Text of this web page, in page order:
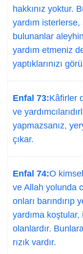
hakkınız yoktur.
yardım
bulunanlar
yardım etmeniz
yaptıklarınızı
Enfal 73:Kâfirler
ve
yapmazsanız,
çıkar.
Enfal 74:O
ve Allah yolunda
onları barındırıp
yardıma
olanlardır.
rızık vardır.